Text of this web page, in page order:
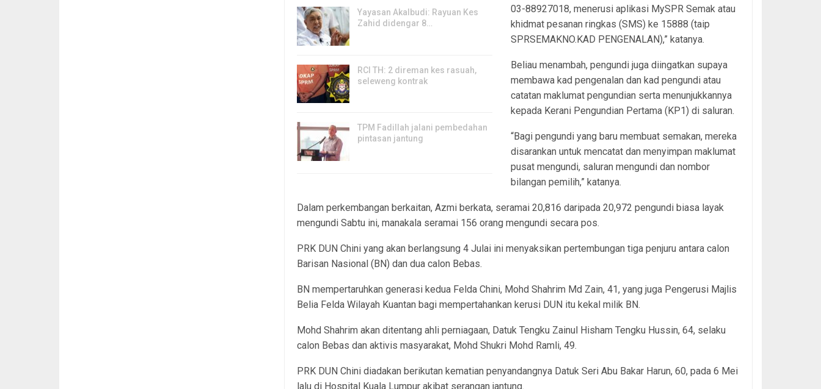
Yayasan Akalbudi: Rayuan Kes
Zahid didengar 8…
RCI TH: 2 direman kes rasuah,
seleweng kontrak
TPM Fadillah jalani pembedahan
pintasan jantung
03-88927018, menerusi aplikasi MySPR Semak atau
khidmat pesanan ringkas (SMS) ke 15888 (taip
SPRSEMAKNO.KAD PENGENALAN),” katanya.
Beliau menambah, pengundi juga diingatkan supaya
membawa kad pengenalan dan kad pengundi atau
catatan maklumat pengundian serta menunjukkannya
kepada Kerani Pengundian Pertama (KP1) di saluran.
“Bagi pengundi yang baru membuat semakan, mereka
disarankan untuk mencatat dan menyimpan maklumat
pusat mengundi, saluran mengundi dan nombor
bilangan pemilih,” katanya.
Dalam perkembangan berkaitan, Azmi berkata, seramai 20,816 daripada 20,972 pengundi biasa layak
mengundi Sabtu ini, manakala seramai 156 orang mengundi secara pos.
PRK DUN Chini yang akan berlangsung 4 Julai ini menyaksikan pertembungan tiga penjuru antara calon
Barisan Nasional (BN) dan dua calon Bebas.
BN mempertaruhkan generasi kedua Felda Chini, Mohd Shahrim Md Zain, 41, yang juga Pengerusi Majlis
Belia Felda Wilayah Kuantan bagi mempertahankan kerusi DUN itu kekal milik BN.
Mohd Shahrim akan ditentang ahli perniagaan, Datuk Tengku Zainul Hisham Tengku Hussin, 64, selaku
calon Bebas dan aktivis masyarakat, Mohd Shukri Mohd Ramli, 49.
PRK DUN Chini diadakan berikutan kematian penyandangnya Datuk Seri Abu Bakar Harun, 60, pada 6 Mei
lalu di Hospital Kuala Lumpur akibat serangan jantung.